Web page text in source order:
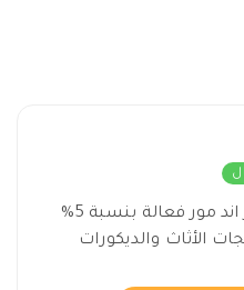
كوبون شاتيلز اند مور فعالة بنسبة 5%
الأثاث والديكورات